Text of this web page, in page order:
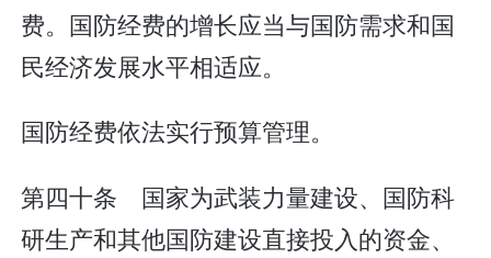
费。国防经费的增长应当与国防需求和国
民经济发展水平相适应。
国防经费依法实行预算管理。
第四十条 国家为武装力量建设、国防科
研生产和其他国防建设直接投入的资金、